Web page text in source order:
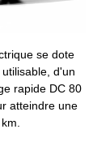
se dote
d'un
rapide DC 80
atteindre une